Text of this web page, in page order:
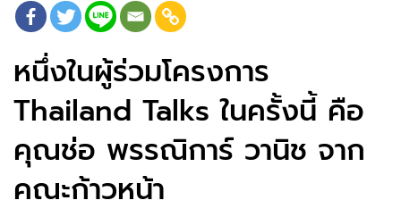
หนึ่งในผู้ร่วมโครงการ
Thailand Talks ในครั้งนี้ คือ
คุณช่อ พรรณิการ์ วานิช จาก
คณะก้าวหน้า